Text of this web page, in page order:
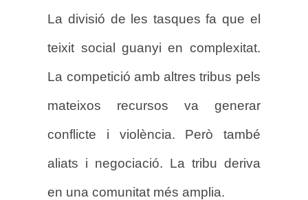
La divisió de les tasques fa que el
teixit social guanyi en complexitat.
La competició amb altres tribus pels
mateixos recursos va generar
conflicte i violència. Però també
aliats i negociació. La tribu deriva
en una comunitat més amplia.